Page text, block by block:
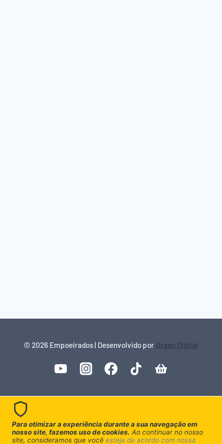
© 2026 Empoeirados | Desenvolvido por Orago Digital
Para otimizar a experiência durante a sua navegação em
nosso site, fazemos uso de cookies. Ao continuar no nosso
site, consideramos que você esteja de acordo com nossa